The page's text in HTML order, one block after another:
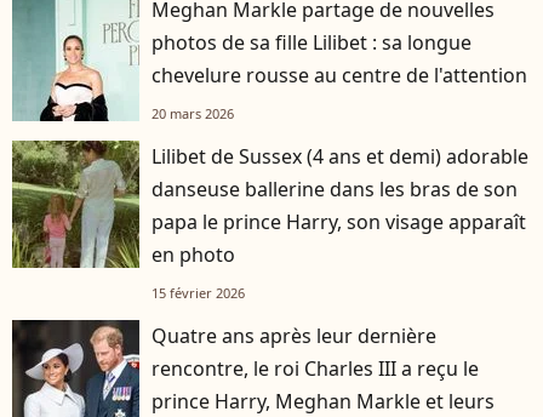
Meghan Markle partage de nouvelles
photos de sa fille Lilibet : sa longue
chevelure rousse au centre de l'attention
20 mars 2026
Lilibet de Sussex (4 ans et demi) adorable
danseuse ballerine dans les bras de son
papa le prince Harry, son visage apparaît
en photo
15 février 2026
Quatre ans après leur dernière
rencontre, le roi Charles III a reçu le
prince Harry, Meghan Markle et leurs